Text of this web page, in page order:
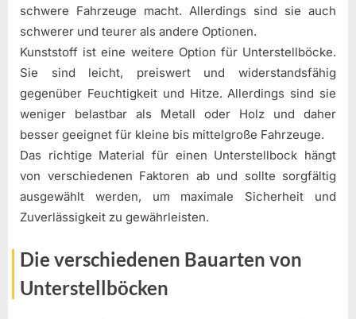
schwere Fahrzeuge macht. Allerdings sind sie auch
schwerer und teurer als andere Optionen.
Kunststoff ist eine weitere Option für Unterstellböcke.
Sie sind leicht, preiswert und widerstandsfähig
gegenüber Feuchtigkeit und Hitze. Allerdings sind sie
weniger belastbar als Metall oder Holz und daher
besser geeignet für kleine bis mittelgroße Fahrzeuge.
Das richtige Material für einen Unterstellbock hängt
von verschiedenen Faktoren ab und sollte sorgfältig
ausgewählt werden, um maximale Sicherheit und
Zuverlässigkeit zu gewährleisten.
Die verschiedenen Bauarten von
Unterstellböcken